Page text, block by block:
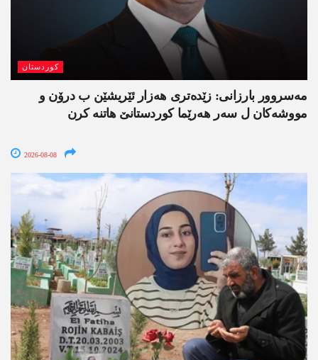
کوردستان
مەسروور بارزانی: زێدەتری ھەزار ئێریشێن ب درۆن و
مووشەکان ل سەر ھەرێما کوردستانێ ھاتنە کرن
2026-08-08